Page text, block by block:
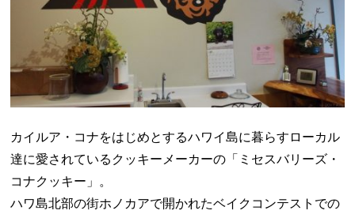
カイルア・コナをはじめとするハワイ島に暮らすローカル
達に愛されているクッキーメーカーの「ミセスバリーズ・
コナクッキー」。
ハワ島北部の街ホノカアで開かれたベイクコンテストでの